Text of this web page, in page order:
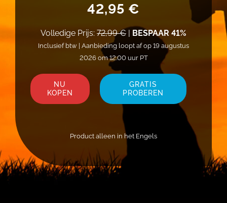
42,95 €
Volledige Prijs: 72,99 € | BESPAAR 41%
Inclusief btw | Aanbieding loopt af op 19 augustus
2026 om 12.00 uur PT
NU
KOPEN
GRATIS
PROBEREN
Product alleen in het Engels